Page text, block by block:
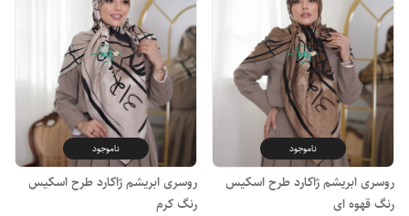
ناموجود
روسری ابریشم ژاکارد طرح اسکیس
رنگ قهوه ای
ناموجود
روسری ابریشم ژاکارد طرح اسکیس
رنگ کرم